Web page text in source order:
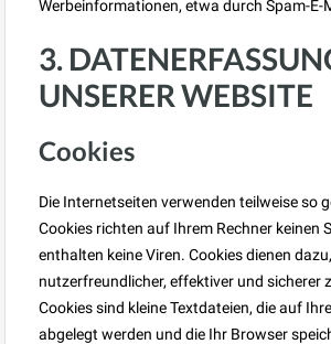
Werbeinformationen, etwa durch Spam-E-
3.
UNSERER WEBSITE
Cookies
Die Internetseiten verwenden teilweise so
Cookies richten auf Ihrem Rechner keinen
enthalten keine Viren. Cookies dienen
nutzerfreundlicher, effektiver und sicherer
Cookies sind kleine Textdateien, die auf
abgelegt werden und die Ihr Browser